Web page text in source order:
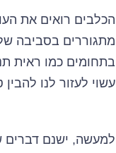
הכלבים רואים את
מתגוררים בסביבה
בתחומים כמו ראית
עשוי לעזור לנו
למעשה, ישנם דברים